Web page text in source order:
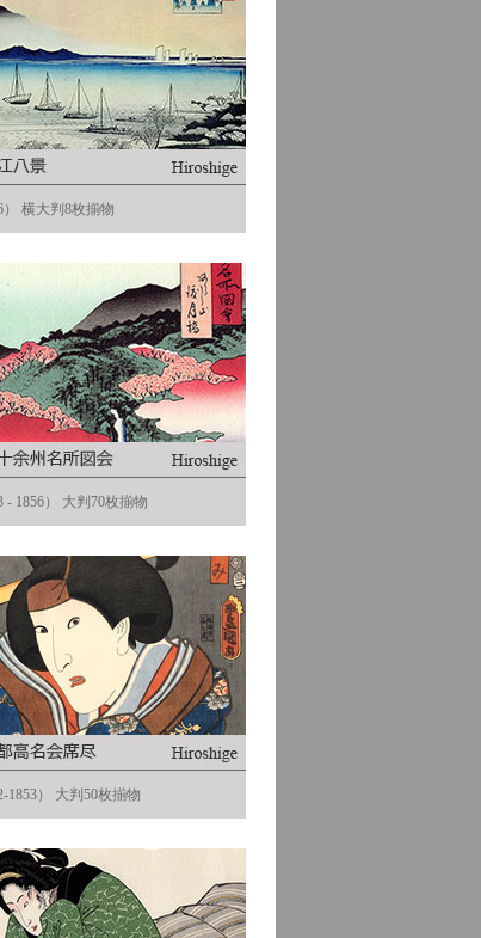
） 横大判8枚揃物
- 1856） 大判70枚揃物
1853） 大判50枚揃物